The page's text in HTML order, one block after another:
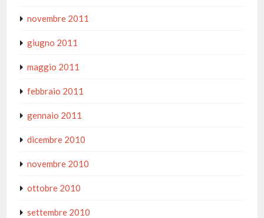
novembre 2011
giugno 2011
maggio 2011
febbraio 2011
gennaio 2011
dicembre 2010
novembre 2010
ottobre 2010
settembre 2010